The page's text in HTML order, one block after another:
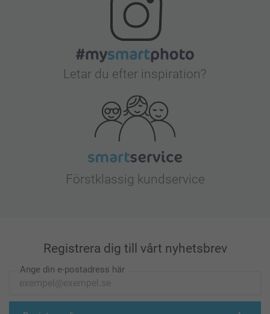
Letar du efter inspiration?
Förstklassig kundservice
Registrera dig till vårt nyhetsbrev
Ange din e-postadress här